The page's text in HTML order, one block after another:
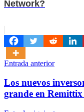
Network?
Navegación
de
entradas
Entrada anterior
Los nuevos
grande en Remittix